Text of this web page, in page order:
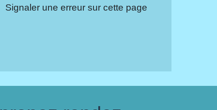
Signaler une erreur sur cette page